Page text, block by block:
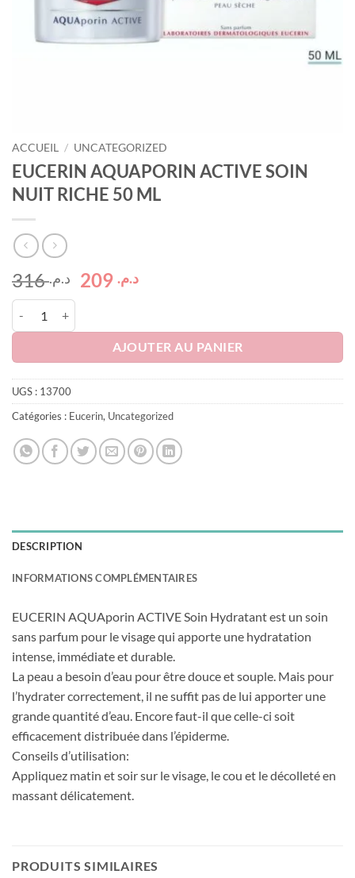
ACCUEIL / UNCATEGORIZED
EUCERIN AQUAPORIN ACTIVE SOIN
NUIT RICHE 50 ML
د.م.316
Le
était :
د.م. 316.
د.م.209
Le
est :
د.م. 209.
AJOUTER AU PANIER
UGS : 13700
Catégories : Eucerin, Uncategorized
DESCRIPTION
INFORMATIONS COMPLÉMENTAIRES
EUCERIN AQUAporin ACTIVE Soin Hydratant est un soin
sans parfum pour le visage qui apporte une hydratation
intense, immédiate et durable.
La peau a besoin d’eau pour être douce et souple. Mais pour
l’hydrater correctement, il ne suffit pas de lui apporter une
grande quantité d’eau. Encore faut-il que celle-ci soit
efficacement distribuée dans l’épiderme.
Conseils d’utilisation:
Appliquez matin et soir sur le visage, le cou et le décolleté en
massant délicatement.
PRODUITS SIMILAIRES